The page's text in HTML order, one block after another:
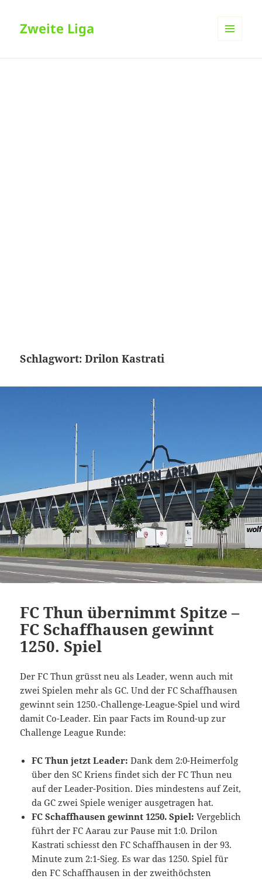
Zweite Liga
Schlagwort:Drilon Kastrati
FC Thun übernimmt Spitze –
FC Schaffhausen gewinnt
1250. Spiel
Der FC Thun grüsst neu als Leader, wenn auch mit
zwei Spielen mehr als GC. Und der FC Schaffhausen
gewinnt sein 1250.-Challenge-League-Spiel und wird
damit Co-Leader. Ein paar Facts im Round-up zur
Challenge League Runde:
FC Thun jetzt Leader:Dank dem 2:0-Heimerfolg
über den SC Kriens findet sich der FC Thun neu
auf der Leader-Position. Dies mindestens auf Zeit,
da GC zwei Spiele weniger ausgetragen hat.
FC Schaffhausen gewinnt 1250. Spiel: Vergeblich
führt der FC Aarau zur Pause mit 1:0. Drilon
Kastrati schiesst den FC Schaffhausen in der 93.
Minute zum 2:1-Sieg. Es war das 1250. Spiel für
den FC Schaffhausen in der zweithöchsten